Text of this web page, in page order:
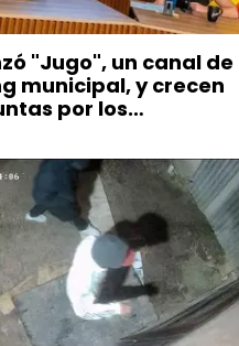
"Jugo", un canal de
municipal, y crecen
por los